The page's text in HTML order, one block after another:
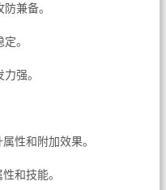
兼备。
。
强。
性和附加效果。
和技能。